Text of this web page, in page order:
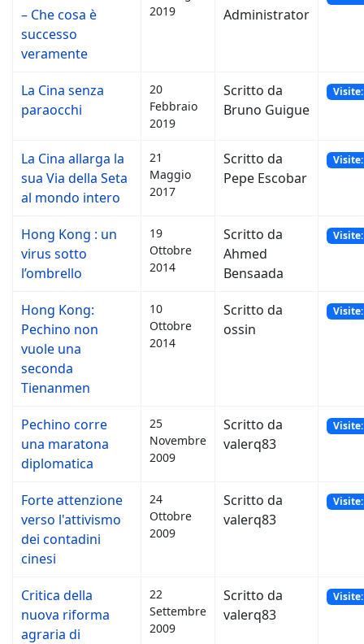
– Che cosa è
successo
veramente
2019
Administrator
La Cina senza
paraocchi
20
Febbraio
2019
Scritto da
Bruno Guigue
La Cina allarga la
sua Via della Seta
al mondo intero
21
Maggio
2017
Scritto da
Pepe Escobar
Hong Kong : un
virus sotto
l’ombrello
19
Ottobre
2014
Scritto da
Ahmed
Bensaada
Hong Kong:
Pechino non
vuole una
seconda
Tienanmen
10
Ottobre
2014
Scritto da
ossin
Pechino corre
una maratona
diplomatica
25
Novembre
2009
Scritto da
valerq83
Forte attenzione
verso l'attivismo
dei contadini
cinesi
24
Ottobre
2009
Scritto da
valerq83
Critica della
nuova riforma
agraria di
22
Settembre
2009
Scritto da
valerq83